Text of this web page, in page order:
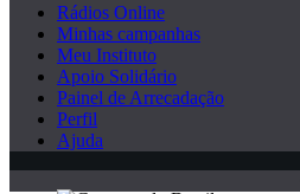
Rádios Online
Minhas campanhas
Meu Instituto
Apoio Solidário
Painel de Arrecadação
Perfil
Ajuda